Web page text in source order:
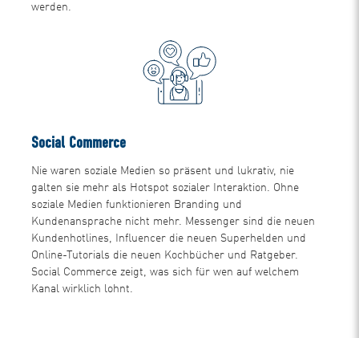
werden.
Social Commerce
Nie waren soziale Medien so präsent und lukrativ, nie
galten sie mehr als Hotspot sozialer Interaktion. Ohne
soziale Medien funktionieren Branding und
Kundenansprache nicht mehr. Messenger sind die neuen
Kundenhotlines, Influencer die neuen Superhelden und
Online-Tutorials die neuen Kochbücher und Ratgeber.
Social Commerce zeigt, was sich für wen auf welchem
Kanal wirklich lohnt.